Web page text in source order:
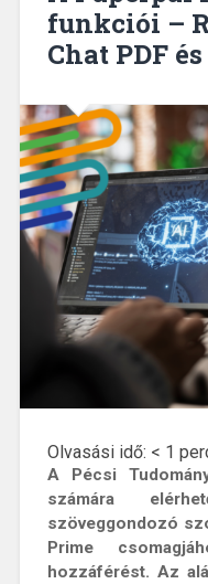
funkciói –
Chat PDF
Olvasási idő: < 1
A Pécsi
számára
szöveggondozó
Prime
hozzáférést. Az